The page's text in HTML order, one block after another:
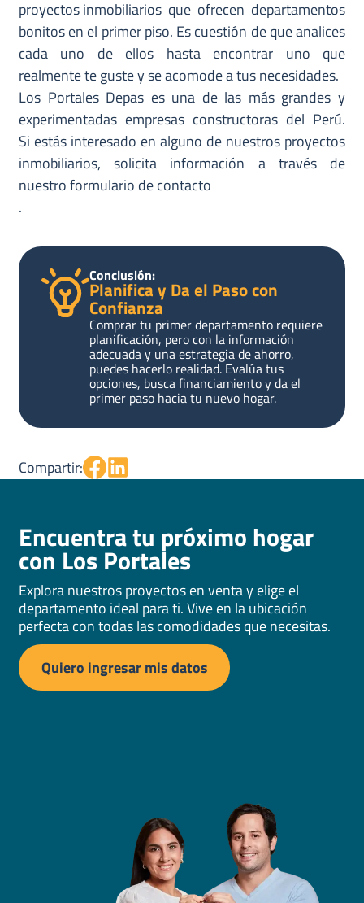
proyectos inmobiliariosque ofrecen departamentos
bonitos en el primer piso. Es cuestión de que analices
cada uno de ellos hasta encontrar uno que
realmente te guste y se acomode a tus necesidades.
Los Portales Depas es una de las más grandes y
experimentadas empresas constructoras del Perú.
Si estás interesado en alguno de nuestros proyectos
inmobiliarios, solicita información a través de
nuestro formulario de contacto
.
Conclusión:
Planifica y Da el Paso con
Confianza
Comprar tu primer departamento requiere
planificación, pero con la información
adecuada y una estrategia de ahorro,
puedes hacerlo realidad. Evalúa tus
opciones, busca financiamiento y da el
primer paso hacia tu nuevo hogar.
Compartir:
Encuentra tu próximo hogar
con Los Portales
Explora nuestros proyectos en venta y elige el
departamento ideal para ti. Vive en la ubicación
perfecta con todas las comodidades que necesitas.
Quiero ingresar mis datos